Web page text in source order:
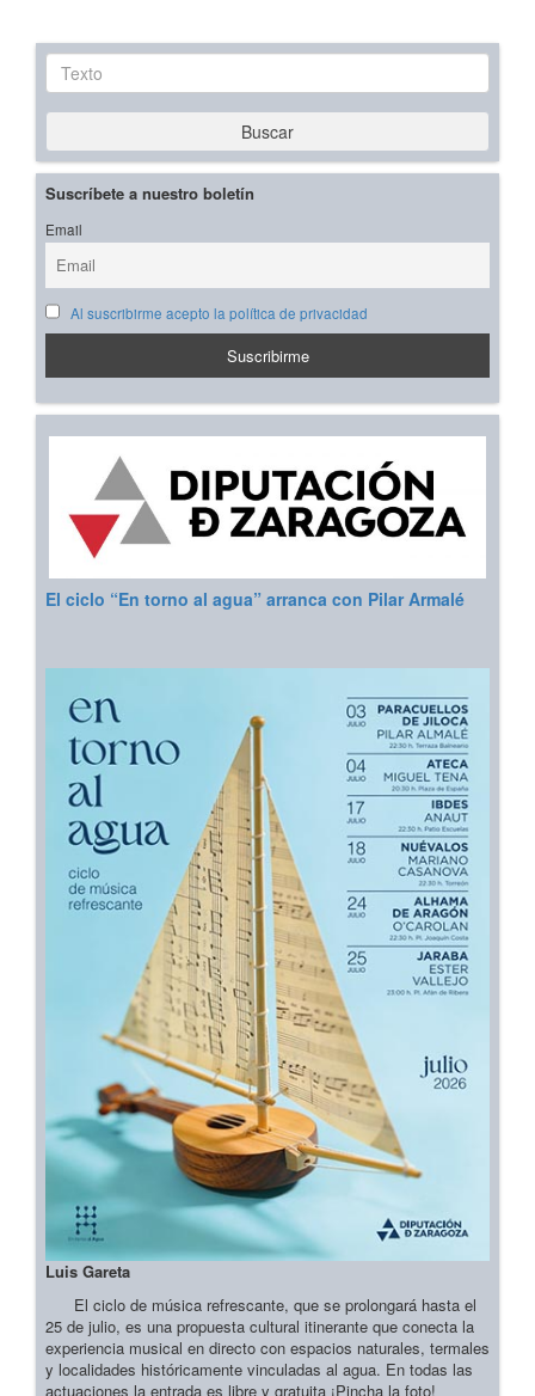
Texto
Buscar
Suscríbete a nuestro boletín
Email
Al suscribirme acepto la política de privacidad
El ciclo “En torno al agua” arranca con Pilar Armalé
Luis Gareta
El ciclo de música refrescante, que se prolongará hasta el
25 de julio, es una propuesta cultural itinerante que conecta la
experiencia musical en directo con espacios naturales, termales
y localidades históricamente vinculadas al agua. En todas las
actuaciones la entrada es libre y gratuita ¡Pincha la foto!